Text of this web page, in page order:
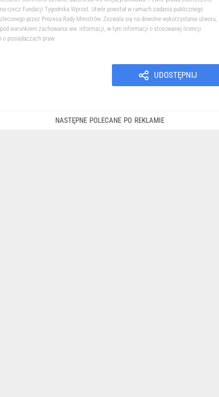
na rzecz Fundacji Tygodnika Wprost. Utwór powstał w ramach zadania publicznego
zleconego przez Prezesa Rady Ministrów. Zezwala się na dowolne wykorzystanie utworu,
pod warunkiem zachowania ww. informacji, w tym informacji o stosowanej licencji
i o posiadaczach praw.
UDOSTĘPNIJ